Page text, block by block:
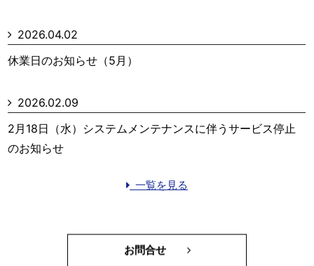
2026.04.02
休業日のお知らせ（5月）
2026.02.09
2月18日（水）システムメンテナンスに伴うサービス停止
のお知らせ
一覧を見る
お問合せ